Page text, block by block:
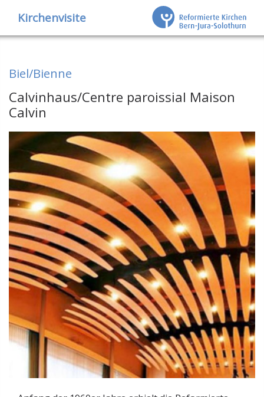
Kirchenvisite
Biel/Bienne
Calvinhaus/Centre paroissial Maison
Calvin